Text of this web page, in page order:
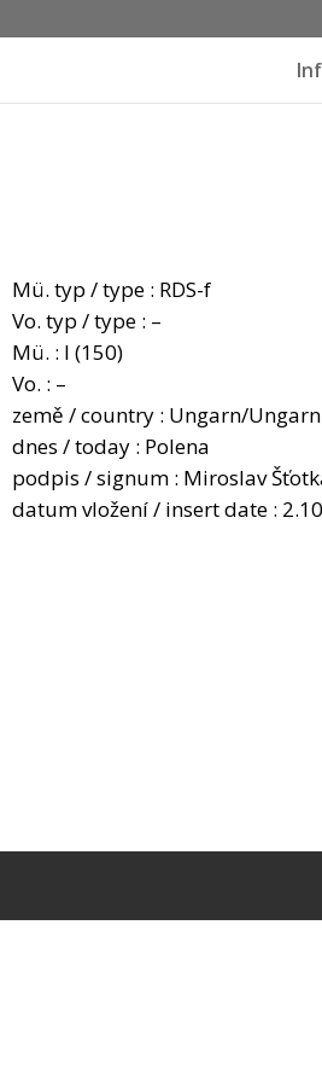
Mü. typ / type : RDS-f
Vo. typ / type : –
Mü. : I (150)
Vo. : –
země / country : Ungarn/
dnes / today : Polena
podpis / signum : Miroslav
datum vložení / insert date :